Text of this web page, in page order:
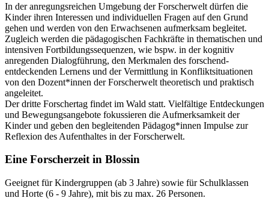
In der anregungsreichen Umgebung der Forscherwelt dürfen die
Kinder ihren Interessen und individuellen Fragen auf den Grund
gehen und werden von den Erwachsenen aufmerksam begleitet.
Zugleich werden die pädagogischen Fachkräfte in thematischen und
intensiven Fortbildungssequenzen, wie bspw. in der kognitiv
anregenden Dialogführung, den Merkmalen des forschend-
entdeckenden Lernens und der Vermittlung in Konfliktsituationen
von den Dozent*innen der Forscherwelt theoretisch und praktisch
angeleitet.
Der dritte Forschertag findet im Wald statt. Vielfältige Entdeckungen
und Bewegungsangebote fokussieren die Aufmerksamkeit der
Kinder und geben den begleitenden Pädagog*innen Impulse zur
Reflexion des Aufenthaltes in der Forscherwelt.​
Eine Forscherzeit in Blossin
Geeignet für Kindergruppen (ab 3 Jahre) sowie für Schulklassen
und Horte (6 - 9 Jahre), mit bis zu max. 26 Personen.